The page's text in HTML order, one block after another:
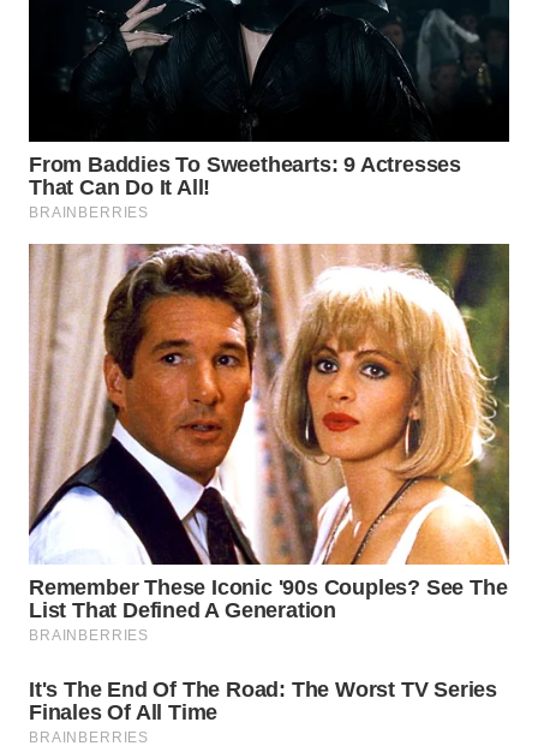
WAHANA
TRAVEL
TV
WAHANANEWS
ID
WAHANANEWS
CO ID
WAHANANEWS
NET
WAHANA
WAHANA
UMKM
WAHANA
SELEB